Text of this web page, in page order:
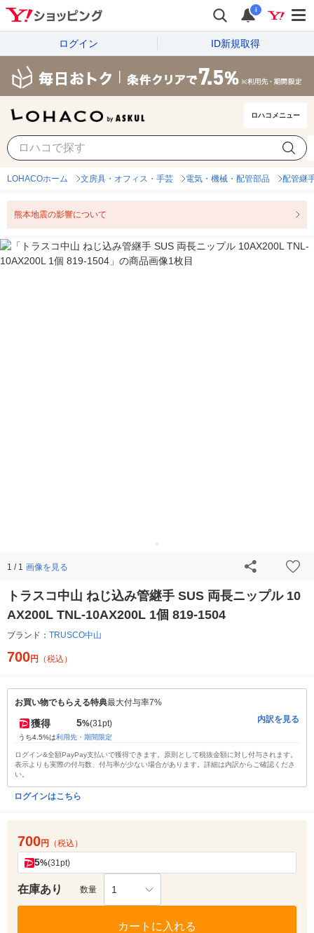
i
ログイン ID新規取得
ロハコメニュー
LOHACOホーム 文房具・オフィス・手芸 電気・機械・配管部品 配管継
熊本地震の影響について
1 / 1 画像を見る
トラスコ中山 ねじ込み管継手 SUS 両長ニップル 10
AX200L TNL-10AX200L 1個 819-1504
ブランド： TRUSCO中山
700円 （税込）
お買い物でもらえる特典最大付与率7%
獲得 5%(31pt)
うち4.5%は利用先・期間限定
内訳を見る
ログイン&全額PayPay支払いで獲得できます。原則として税抜金額に対し付与されます。
表示よりも実際の付与数、付与率が少ない場合があります。詳細は内訳からご確認くださ
い。
ログインはこちら
700円 （税込）
5%(31pt)
在庫あり 数量 1
カートに入れる